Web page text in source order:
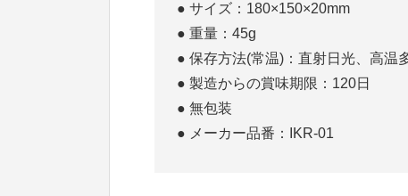
● サイズ：180×150×20mm
● 重量：45g
● 保存方法(常温)：直射日光、高温
● 製造からの賞味期限：120日
● 無包装
● メーカー品番：IKR-01